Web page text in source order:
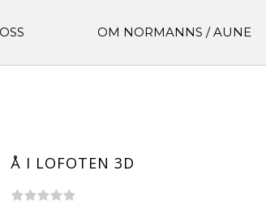
OM NORMANNS / AUNE
Å I LOFOTEN 3D